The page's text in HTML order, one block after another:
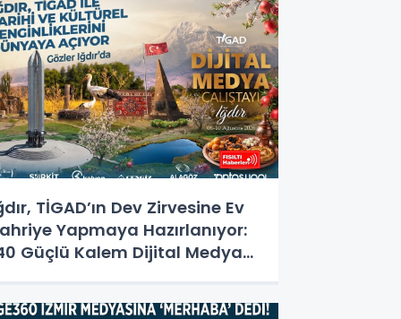
TİGAD’ın Dev Zirvesine Ev
Yapmaya Hazırlanıyor:
Güçlü Kalem Dijital Medya